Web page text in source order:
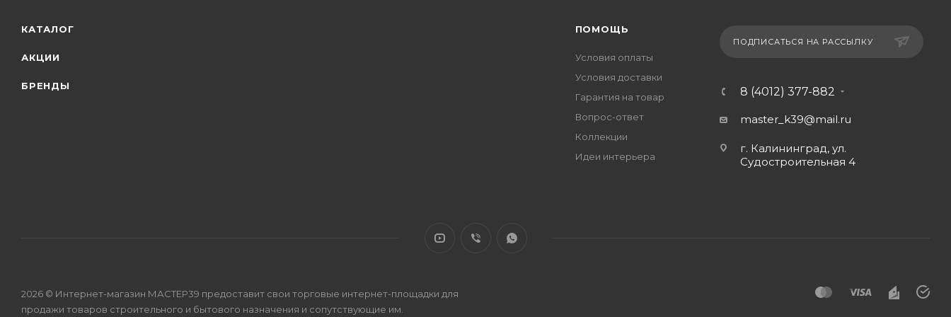
КАТАЛОГ
АКЦИИ
БРЕНДЫ
ПОМОЩЬ
Условия оплаты
Условия доставки
Гарантия на товар
Вопрос-ответ
Коллекции
Идеи интерьера
ПОДПИСАТЬСЯ НА РАССЫЛКУ
8 (4012) 377-882
master_k39@mail.ru
г. Калининград, ул.
Судостроительная 4
2026 © Интернет-магазин МАСТЕР39 предоставит свои торговые интернет-площадки для
продажи товаров строительного и бытового назначения и сопутствующие им.